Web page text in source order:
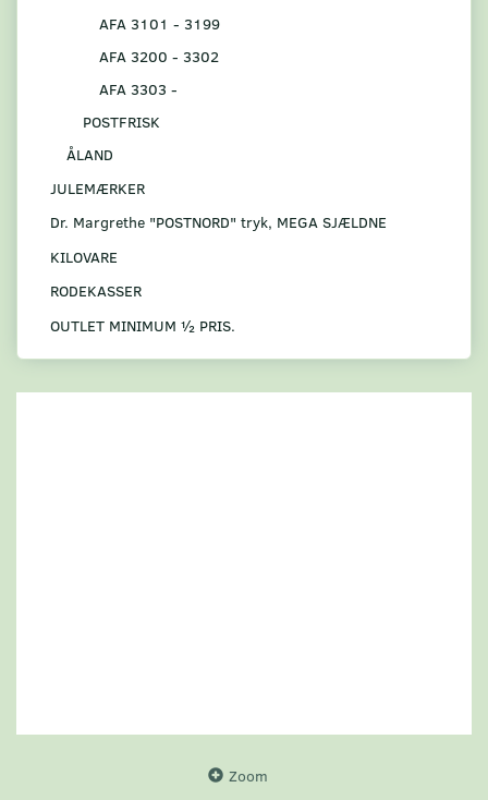
AFA 3101 - 3199
AFA 3200 - 3302
AFA 3303 -
POSTFRISK
ÅLAND
JULEMÆRKER
Dr. Margrethe "POSTNORD" tryk, MEGA SJÆLDNE
KILOVARE
RODEKASSER
OUTLET MINIMUM ½ PRIS.
Zoom